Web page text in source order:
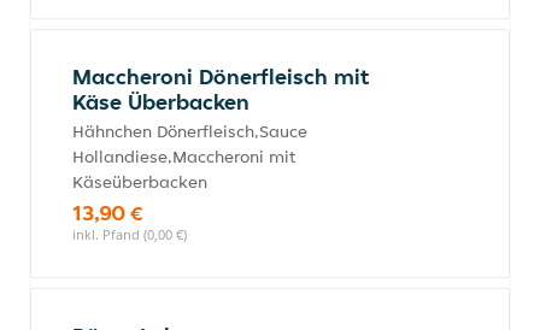
Maccheroni Dönerfleisch mit
Käse Überbacken
Hähnchen Dönerfleisch,Sauce
Hollandiese,Maccheroni mit
Käseüberbacken
13,90 €
inkl. Pfand (0,00 €)